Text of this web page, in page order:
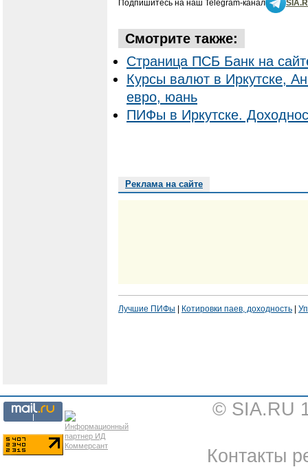
Подпишитесь на наш Telegram-канал
Смотрите также:
Страница ПСБ Банк на
Курсы валют в Иркутске,
евро, юань
ПИФы в Иркутске.
Реклама на сайте
Лучшие ПИФы Котировки паев, доходность
© SIA.RU
Контакты